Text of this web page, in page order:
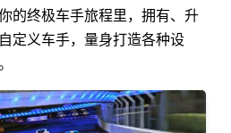
的终极车手旅程里，拥有、升
定义车手，量身打造各种设